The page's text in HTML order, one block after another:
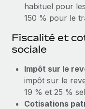
Comment
Phiture, un leader
En savoir plus
habituel pour
150 % pour le
Fiscalité et
sociale
Impôt sur le
impôt sur le
19 % et 25 %
Cotisations